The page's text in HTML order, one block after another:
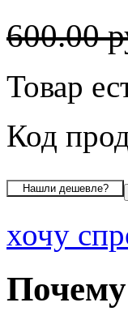
600.00
Товар
Код
хочу